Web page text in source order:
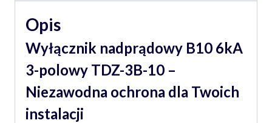
Opis
Wyłącznik nadprądowy B10 6kA
3-polowy TDZ-3B-10 –
Niezawodna ochrona dla Twoich
instalacji